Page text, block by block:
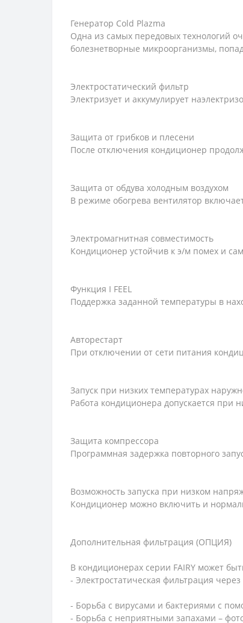
Генератор Cold Plazma
Одна из самых передовых технологий
болезнетворные микроорганизмы,
Электростатический фильтр
Электризует и аккумулирует
Защита от грибков и плесени
После отключения кондиционер
Защита от обдува холодным воздухом
В режиме обогрева вентилятор
Электромагнитная совместимость
Кондиционер устойчив к э/м помех и
Функция I FEEL
Поддержка заданной температуры в
Авторестарт
При отключении от сети питания
Запуск при низких температурах
Работа кондиционера допускается при
Защита компрессора
Программная задержка повторного
Возможность запуска при низком
Кондиционер можно включить и
Дополнительная фильтрация (ОПЦИЯ)
В кондиционерах серии FAIRY может
- Электростатическая фильтрация
- Борьба с вирусами и бактериями с
- Борьба с неприятными запахами –